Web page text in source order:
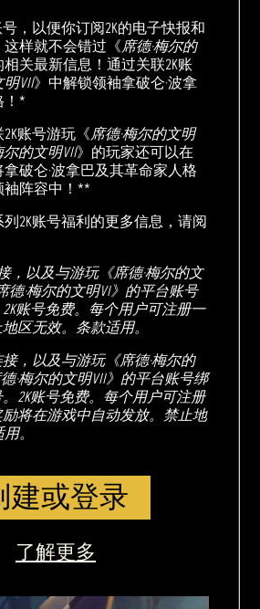
，以便你订阅2K的电子快报和
样就不会错过《席德·梅尔的
关最新信息！通过关联2K账
明VII》中解锁领袖拿破仑·波拿
！*
账号游玩《席德·梅尔的文明
尔的文明VII》的玩家还可以在
破仑·波拿巴及其革命家人格
阵容中！**
列2K账号福利的更多信息，请阅
，以及与游玩《席德·梅尔的文
德·梅尔的文明VI》的平台账号
账号免费。每个用户可注册一
区无效。条款适用。
，以及与游玩《席德·梅尔的
·梅尔的文明VII》的平台账号绑
2K账号免费。每个用户可注册
励将在游戏中自动发放。禁止地
。
建或登录
了解更多